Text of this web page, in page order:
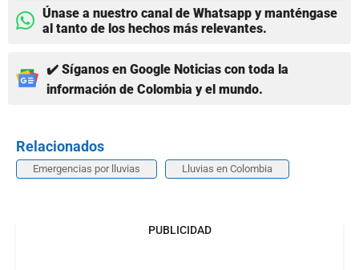
Únase a nuestro canal de Whatsapp y manténgase
al tanto de los hechos más relevantes.
✔️ Síganos en Google Noticias con toda la
información de Colombia y el mundo.
Relacionados
Emergencias por lluvias Lluvias en Colombia
PUBLICIDAD